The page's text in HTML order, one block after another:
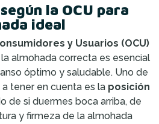
la OCU para
ideal
y Usuarios (OCU)
almohada correcta es esencial
óptimo y saludable. Uno de
tener en cuenta es la posición
de si duermes boca arriba, de
y firmeza de la almohada